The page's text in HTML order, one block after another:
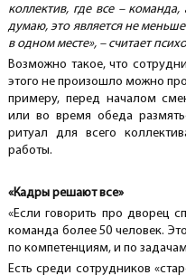
коллектив, где все –
думаю, это является не
в одном месте», – считает
Возможно такое, что
этого не произошло можно
примеру, перед началом
или во время обеда
ритуал для всего
работы.
«Кадры решают все»
«Если говорить про дворец
команда более 50 человек.
по компетенциям, и по
Есть среди сотрудников